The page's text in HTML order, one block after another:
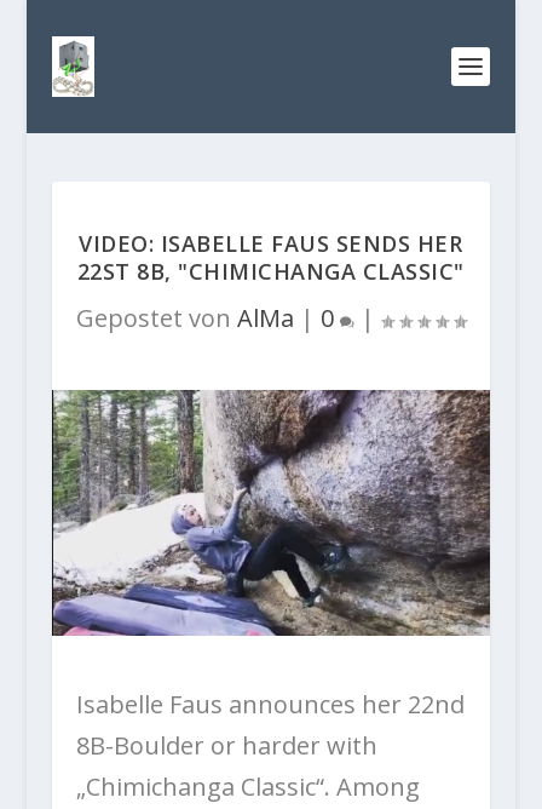
VIDEO: ISABELLE FAUS SENDS HER
22ST 8B, "CHIMICHANGA CLASSIC"
Gepostet von AlMa | 0 |
Isabelle Faus announces her 22nd
8B-Boulder or harder with
„Chimichanga Classic“. Among